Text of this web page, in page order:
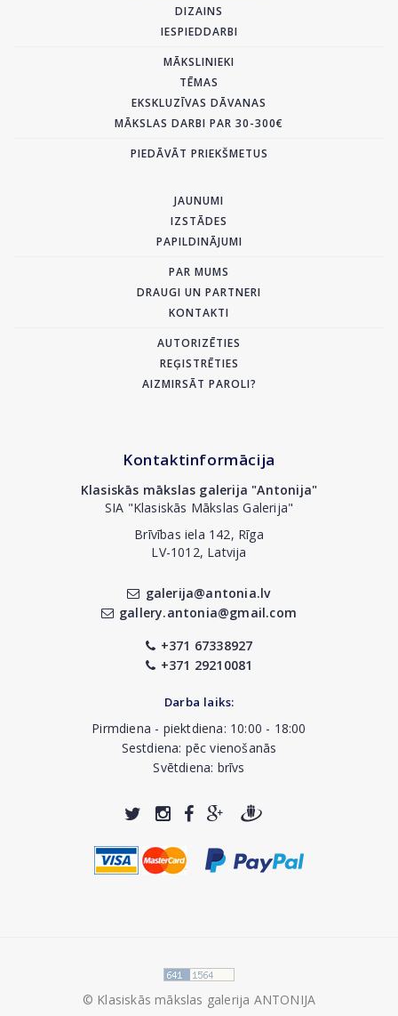
DIZAINS
IESPIEDDARBI
MĀKSLINIEKI
TĒMAS
EKSKLUZĪVAS DĀVANAS
MĀKSLAS DARBI PAR 30-300€
PIEDĀVĀT PRIEKŠMETUS
JAUNUMI
IZSTĀDES
PAPILDINĀJUMI
PAR MUMS
DRAUGI UN PARTNERI
KONTAKTI
AUTORIZĒTIES
REĢISTRĒTIES
AIZMIRSĀT PAROLI?
Kontaktinformācija
Klasiskās mākslas galerija "Antonija"
SIA "Klasiskās Mākslas Galerija"
Brīvības iela 142, Rīga
LV-1012, Latvija
galerija@antonia.lv
gallery.antonia@gmail.com
+371 67338927
+371 29210081
Darba laiks:
Pirmdiena - piektdiena: 10:00 - 18:00
Sestdiena: pēc vienošanās
Svētdiena: brīvs
© Klasiskās mākslas galerija ANTONIJA